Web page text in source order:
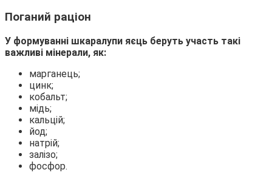
Поганий раціон
У формуванні шкаралупи яєць беруть участь такі
важливі мінерали, як:
марганець;
цинк;
кобальт;
мідь;
кальцій;
йод;
натрій;
залізо;
фосфор.